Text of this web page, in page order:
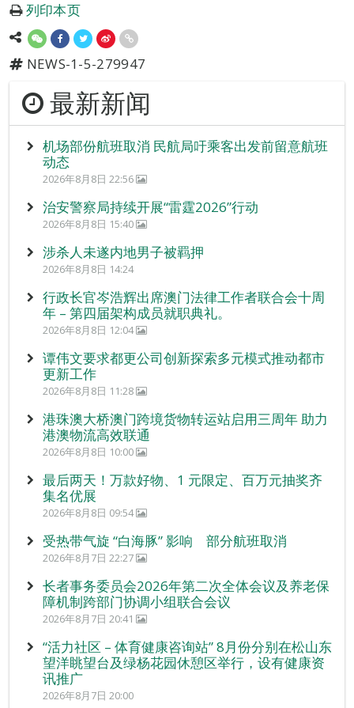
列印本页
NEWS-1-5-279947
最新新闻
机场部份航班取消 民航局吁乘客出发前留意航班
动态
2026年8月8日 22:56
治安警察局持续开展“雷霆2026”行动
2026年8月8日 15:40
涉杀人未遂内地男子被羁押
2026年8月8日 14:24
行政长官岑浩辉出席澳门法律工作者联合会十周
年 – 第四届架构成员就职典礼。
2026年8月8日 12:04
谭伟文要求都更公司创新探索多元模式推动都市
更新工作
2026年8月8日 11:28
港珠澳大桥澳门跨境货物转运站启用三周年 助力
港澳物流高效联通
2026年8月8日 10:00
最后两天！万款好物、1 元限定、百万元抽奖齐
集名优展
2026年8月8日 09:54
受热带气旋 “白海豚” 影响 部分航班取消
2026年8月7日 22:27
长者事务委员会2026年第二次全体会议及养老保
障机制跨部门协调小组联合会议
2026年8月7日 20:41
“活力社区 – 体育健康咨询站” 8月份分别在松山东
望洋眺望台及绿杨花园休憩区举行，设有健康资
讯推广
2026年8月7日 20:00